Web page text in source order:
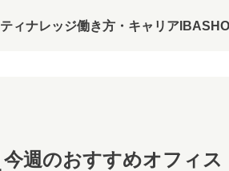
ィナレッジ働き方・キャリア
今週のおすすめオフィス